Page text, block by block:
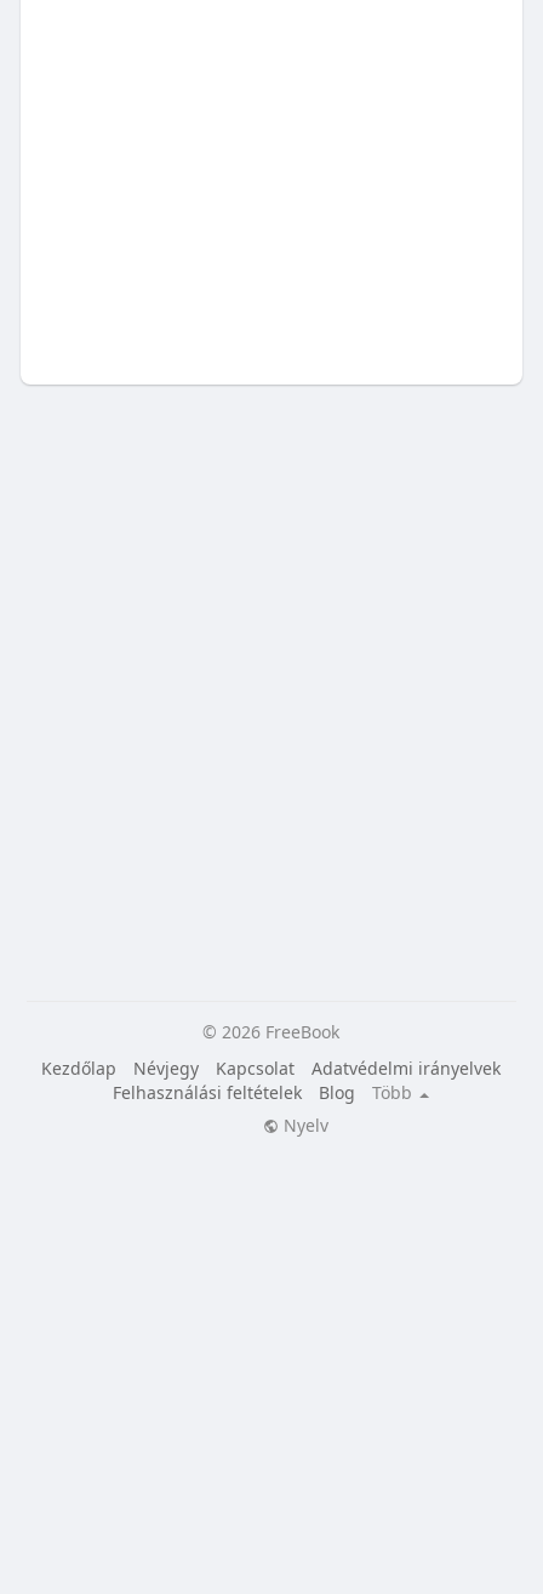
© 2026 FreeBook
Kezdőlap
Névjegy Kapcsolat
Adatvédelmi irányelvek
Felhasználási feltételek
Blog
Több
Nyelv